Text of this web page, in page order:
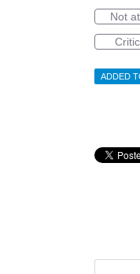
Not
ADDED